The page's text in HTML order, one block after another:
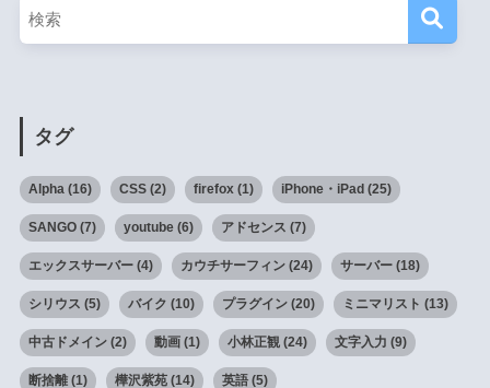
タグ
Alpha(16) CSS(2) firefox(1) iPhone・iPad(25)
SANGO(7) youtube(6) アドセンス (7)
エックスサーバー(4) カウチサーフィン(24) サーバー(18)
シリウス (5) バイク (10) プラグイン(20) ミニマリスト (13)
中古ドメイン(2) 動画(1) 小林正観(24) 文字入力 (9)
断捨離(1) 樺沢紫苑(14) 英語(5)